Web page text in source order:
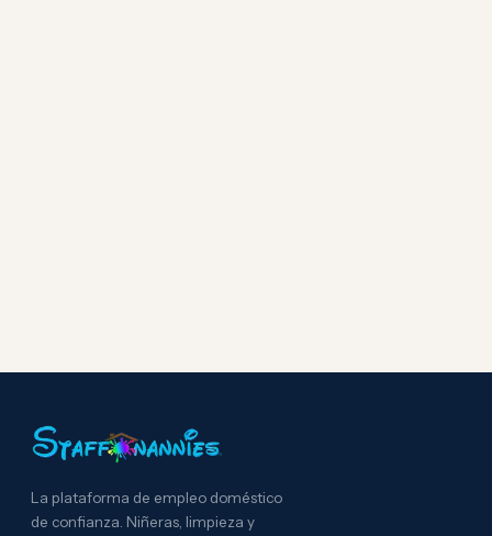
La plataforma de empleo doméstico
de confianza. Niñeras, limpieza y